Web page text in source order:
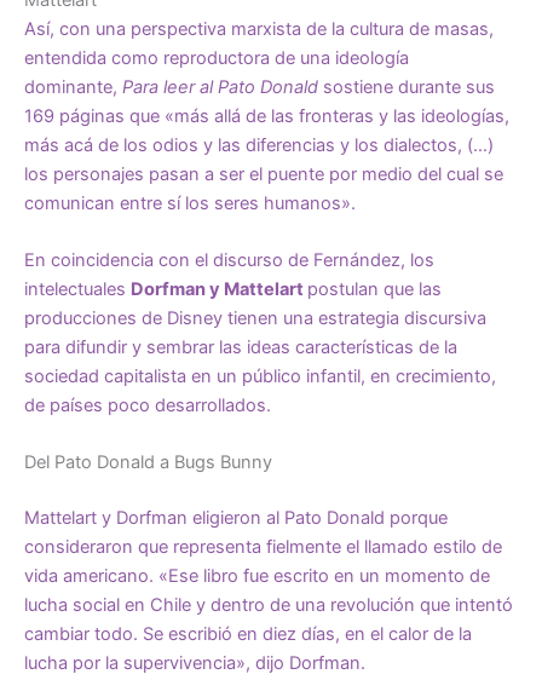
Así, con una perspectiva marxista de la cultura de masas,
entendida como reproductora de una ideología
dominante, Para leer al Pato Donald sostiene durante sus
169 páginas que «más allá de las fronteras y las ideologías,
más acá de los odios y las diferencias y los dialectos, (…)
los personajes pasan a ser el puente por medio del cual se
comunican entre sí los seres humanos».
En coincidencia con el discurso de Fernández, los
intelectuales Dorfman y Mattelart postulan que las
producciones de Disney tienen una estrategia discursiva
para difundir y sembrar las ideas características de la
sociedad capitalista en un público infantil, en crecimiento,
de países poco desarrollados.
Del Pato Donald a Bugs Bunny
Mattelart y Dorfman eligieron al Pato Donald porque
consideraron que representa fielmente el llamado estilo de
vida americano. «Ese libro fue escrito en un momento de
lucha social en Chile y dentro de una revolución que intentó
cambiar todo. Se escribió en diez días, en el calor de la
lucha por la supervivencia», dijo Dorfman.